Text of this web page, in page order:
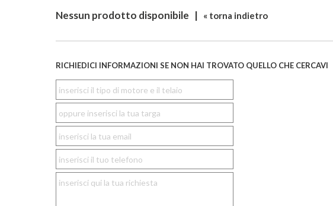
Nessun prodotto disponibile | « torna indietro
RICHIEDICI INFORMAZIONI SE NON HAI TROVATO QUELLO CHE CERCAVI